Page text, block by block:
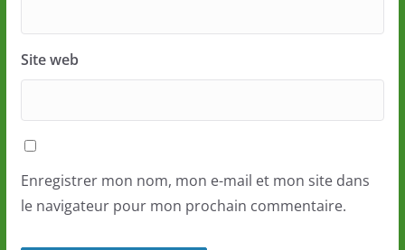
Site web
Enregistrer mon nom, mon e-mail et mon site dans
le navigateur pour mon prochain commentaire.